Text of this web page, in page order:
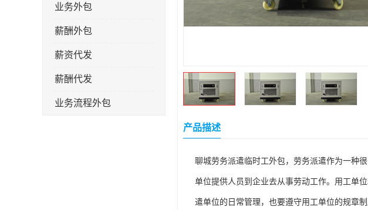
业务外包
薪酬外包
薪资代发
薪酬代发
业务流程外包
产品描述
聊城劳务派遣临时工外包，劳务派遣作为一种
单位提供人员到企业去从事劳动工作。用工单
遣单位的日常管理，也要遵守用工单位的规章